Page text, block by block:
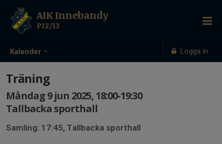
Kalender Logga in
AIK Innebandy
P12/13
Träning
Måndag 9 jun 2025, 18:00-19:30
Tallbacka sporthall
Samling: 17:45, Tallbacka sporthall